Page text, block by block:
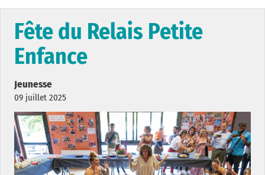
Fête du Relais Petite
Enfance
Jeunesse
09 juillet 2025